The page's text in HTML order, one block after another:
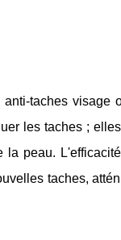
taches visage
les taches ;
peau.
taches,